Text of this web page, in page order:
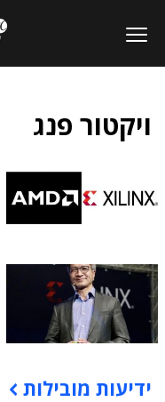
ויקטור פנג
תוכן פרסומי
ידיעות מובילות